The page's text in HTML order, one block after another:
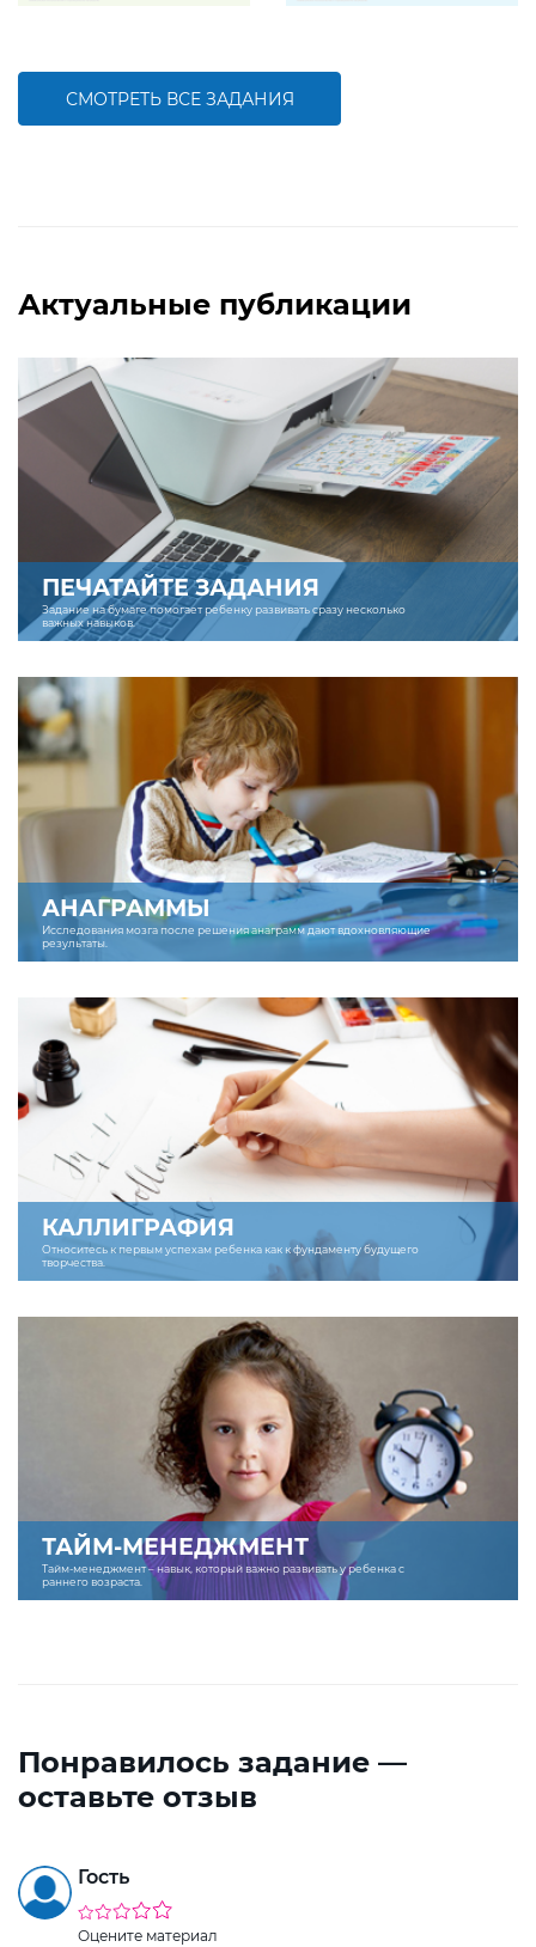
СМОТРЕТЬ ВСЕ ЗАДАНИЯ
Актуальные публикации
ПЕЧАТАЙТЕ ЗАДАНИЯ
Задание на бумаге помогает ребенку развивать сразу несколько
важных навыков.
АНАГРАММЫ
Исследования мозга после решения анаграмм дают вдохновляющие
результаты.
КАЛЛИГРАФИЯ
Относитесь к первым успехам ребенка как к фундаменту будущего
творчества.
ТАЙМ-МЕНЕДЖМЕНТ
Тайм-менеджмент – навык, который важно развивать у ребенка с
раннего возраста.
Понравилось задание —
оставьте отзыв
Гость
Оцените материал